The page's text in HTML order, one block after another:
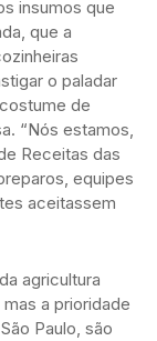
insumos que
que a
o paladar
de
“Nós estamos,
Receitas das
equipes
aceitassem
agricultura
a prioridade
Paulo, são